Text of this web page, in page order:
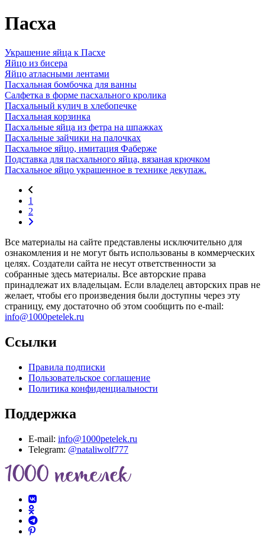
Пасха
Украшение яйца к Пасхе
Яйцо из бисера
Яйцо атласными лентами
Пасхальная бомбочка для ванны
Салфетка в форме пасхального кролика
Пасхальный кулич в хлебопечке
Пасхальная корзинка
Пасхальные яйца из фетра на шпажках
Пасхальные зайчики на палочках
Пасхальное яйцо, имитация Фаберже
Подставка для пасхального яйца, вязаная крючком
Пасхальное яйцо украшенное в технике декупаж.
1
2
Все материалы на сайте представлены исключительно для
ознакомления и не могут быть использованы в коммерческих
целях. Создатели сайта не несут ответственности за
собранные здесь материалы. Все авторские права
принадлежат их владельцам. Если владелец авторских прав не
желает, чтобы его произведения были доступны через эту
страницу, ему достаточно об этом сообщить по e-mail:
info@1000petelek.ru
Ссылки
Правила подписки
Пользовательское соглашение
Политика конфиденциальности
Поддержка
E-mail: info@1000petelek.ru
Telegram: @nataliwolf777